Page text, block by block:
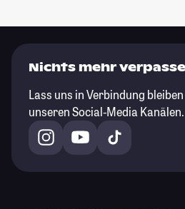
Nichts mehr
Lass uns in Verbindung
unseren Social-Media Kanälen.